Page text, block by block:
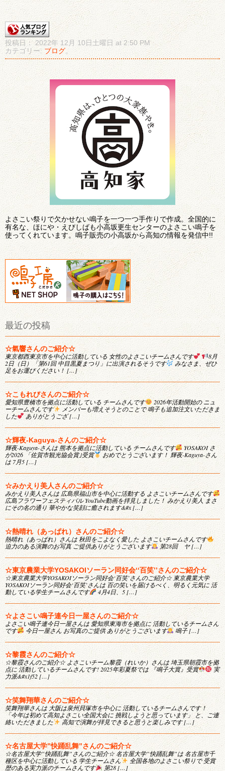
投稿日： 2022年 12月 10日土曜日 at 2:50 PM
カテゴリー:ブログ。
よさこい祭りで欠かせない鳴子を一つ一つ手作りで作成。全国的に
有名な、ほにや・えびしばも小高坂更生センターのよさこい鳴子を
使ってくれています。鳴子販売の小高坂から高知の情報を発信中!!
最近の投稿
☆氣響さんのご紹介☆
東京都西東京市を中心に活動している 女性のよさこいチームさんです
8月
2日（日）「第61回 中目黒夏まつり」に出演されるそうです
みなさま、ぜひ
足をお運びください！ […]
☆こもれびさんのご紹介☆
愛知県豊橋市を拠点に活動している チームさんです
2026年活動開始の ニュ
ーチームさんです
メンバーも増えそうとのことで 鳴子も追加注文いただきま
した
ありがとうござ […]
☆輝夜-Kaguya-さんのご紹介☆
輝夜-Kaguya-さんは 熊本を拠点に活動している チームさんです
YOSAKOI さ
が2026 「佐賀市観光協会賞｣受賞
おめでとうございます！ 輝夜-Kaguya-さん
は 7月5 […]
☆みかえり美人さんのご紹介☆
みかえり美人さんは 広島県福山市を中心に活動する よさこいチームさんです
広島フラワーフェスティバル YouTube動画を拝見しました！ みかえり美人 まさ
にその名の通り 華やかな笑顔に癒されます&#x […]
☆熱晴れ（あっぱれ）さんのご紹介☆
熱晴れ（あっぱれ）さんは 秋田をこよなく愛した よさこいチームさんです
迫力のある演舞のお写真 ご提供ありがとうございます
第28回 ヤ […]
☆東京農業大学YOSAKOIソーラン同好会‘‘百笑’’さんのご紹介☆
☆東京農業大学YOSAKOIソーラン同好会‘百笑’さんのご紹介☆ 東京農業大学
YOSAKOIソーラン同好会‘百笑’さんは 百の笑いを届けるべく、明るく元気に 活
動している学生チームさんです
4月4日、5 […]
☆よさこい鳴子連今日一屋さんのご紹介☆
よさこい鳴子連今日一屋さんは 愛知県東海市を拠点に 活動しているチームさん
です
今日一屋さん お写真のご提供 ありがとうございます 鳴子 […]
☆黎霞さんのご紹介☆
☆黎霞さんのご紹介☆ よさこいチーム黎霞（れいか）さんは 埼玉県朝霞市を拠
点に 活動しているチームさんです! 2025年彩夏祭では 『鳴子大賞』受賞
実
力派&#x1f52 […]
☆笑舞翔華さんのご紹介☆
笑舞翔華さんは 大阪は泉州貝塚市を中心に 活動しているチームさんです！
「今年は初めて高知よさこい全国大会に 挑戦しようと思っています」 と、ご連
絡いただきました
高知で演舞が拝見できると思うと楽しみです […]
☆名古屋大学”快踊乱舞”さんのご紹介☆
☆名古屋大学”快踊乱舞”さんのご紹介☆ 名古屋大学”快踊乱舞”は 名古屋市千
種区を中心に活動している 学生チームさん
全国各地のよさこい祭りで 受賞
歴のある実力派のチームさんです
第28 […]